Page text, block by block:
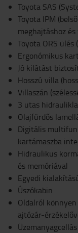
Toyota SAS
Toyota IPM
meghajtáshoz
Toyota ORS
Ergonómikus
Jó kilátást
Hosszú villa
Villaszán
3 utas
Olajfürdős
Digitális
kartámaszba
Hidraulikus
és memóriával
Egyedi
Úszókabin
Oldalról
ajtózár-